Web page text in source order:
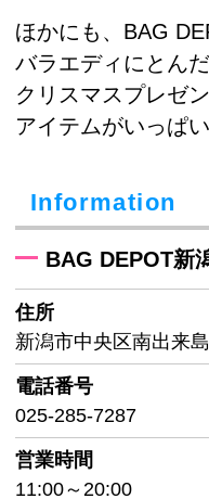
ほかにも、BAG
バラエディにとんだ
クリスマスプレゼ
アイテムがいっぱ
Information
BAG DEPOT新
住所
新潟市中央区南出来
電話番号
025-285-7287
営業時間
11:00～20:00